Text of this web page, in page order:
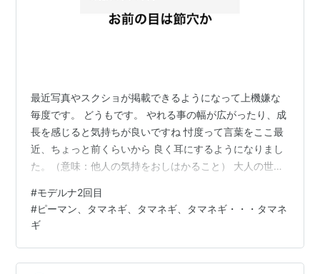
最近写真やスクショが掲載できるようになって上機嫌な
毎度です。 どうもです。 やれる事の幅が広がったり、成
長を感じると気持ちが良いですね 忖度って言葉をここ最
近、ちょっと前くらいから 良く耳にするようになりまし
た。（意味：他人の気持をおしはかること） 大人の世界
の完全なる降伏みたいなものじゃないですか 初めて耳に
したのは「マツコデラックス」さんがテレビで使ってる
｜ビッグローブ辞書縦書き表示＆辞書をめくる感覚の検
#モデルナ2回目
#ピーマン、タマネギ、タマネギ、タマネギ・・・タマネ
ギ